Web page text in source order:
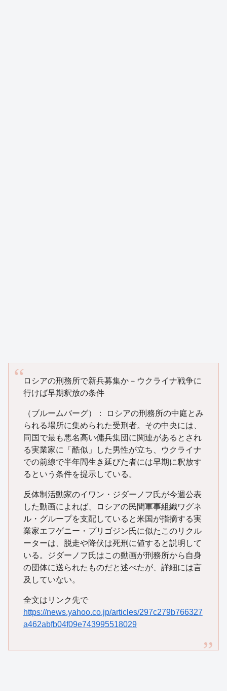
ロシアの刑務所で新兵募集か－ウクライナ戦争に
行けば早期釈放の条件
（ブルームバーグ）： ロシアの刑務所の中庭とみ
られる場所に集められた受刑者。その中央には、
同国で最も悪名高い傭兵集団に関連があるとされ
る実業家に「酷似」した男性が立ち、ウクライナ
での前線で半年間生き延びた者には早期に釈放す
るという条件を提示している。
反体制活動家のイワン・ジダーノフ氏が今週公表
した動画によれば、ロシアの民間軍事組織ワグネ
ル・グループを支配していると米国が指摘する実
業家エフゲニー・プリゴジン氏に似たこのリクル
ーターは、脱走や降伏は死刑に値すると説明して
いる。ジダーノフ氏はこの動画が刑務所から自身
の団体に送られたものだと述べたが、詳細には言
及していない。
全文はリンク先で
https://news.yahoo.co.jp/articles/297c279b766327
a462abfb04f09e743995518029